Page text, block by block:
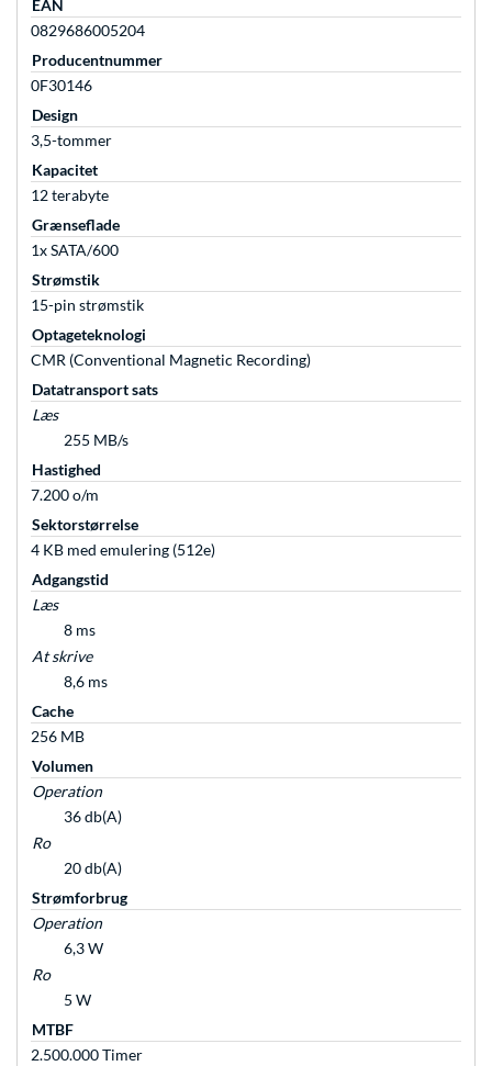
EAN
0829686005204
Producentnummer
0F30146
Design
3,5-tommer
Kapacitet
12 terabyte
Grænseflade
1x SATA/600
Strømstik
15-pin strømstik
Optageteknologi
CMR (Conventional Magnetic Recording)
Datatransport sats
Læs
255 MB/s
Hastighed
7.200 o/m
Sektorstørrelse
4 KB med emulering (512e)
Adgangstid
Læs
8 ms
At skrive
8,6 ms
Cache
256 MB
Volumen
Operation
36 db(A)
Ro
20 db(A)
Strømforbrug
Operation
6,3 W
Ro
5 W
MTBF
2.500.000 Timer